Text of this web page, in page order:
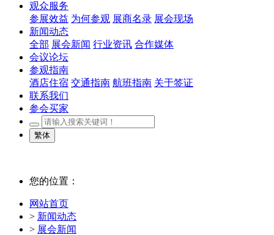
观众服务
参展效益 为何参观 展商名录 展会现场
新闻动态
全部 展会新闻 行业资讯 合作媒体
会议论坛
参观指南
酒店住宿 交通指南 航班指南 关于签证
联系我们
参会买家
繁体
您的位置：
网站首页
> 新闻动态
> 展会新闻